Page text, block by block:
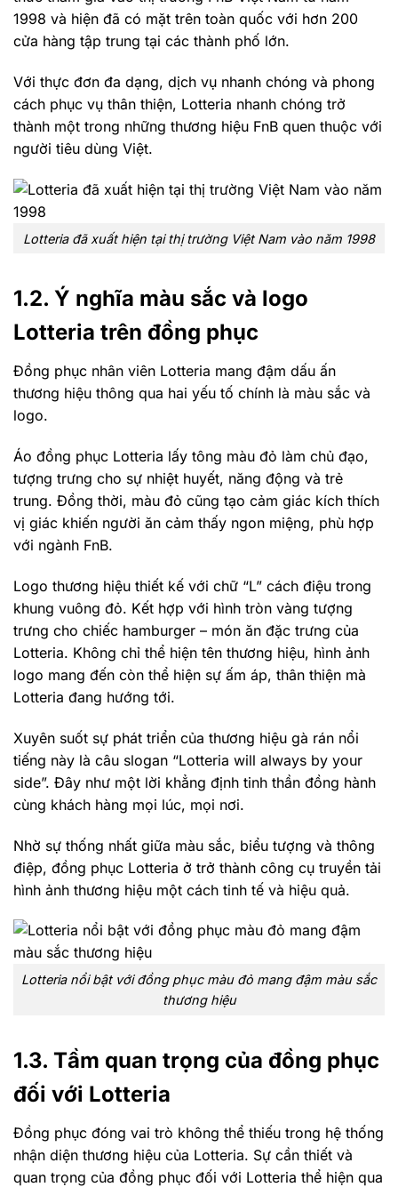
1998 và hiện đã có mặt trên toàn quốc với hơn 200
cửa hàng tập trung tại các thành phố lớn.
Với thực đơn đa dạng, dịch vụ nhanh chóng và phong
cách phục vụ thân thiện, Lotteria nhanh chóng trở
thành một trong những thương hiệu FnB quen thuộc với
người tiêu dùng Việt.
Lotteria đã xuất hiện tại thị trường Việt Nam vào năm 1998
1.2. Ý nghĩa màu sắc và logo
Lotteria trên đồng phục
Đồng phục nhân viên Lotteria mang đậm dấu ấn
thương hiệu thông qua hai yếu tố chính là màu sắc và
logo.
Áo đồng phục Lotteria lấy tông màu đỏ làm chủ đạo,
tượng trưng cho sự nhiệt huyết, năng động và trẻ
trung. Đồng thời, màu đỏ cũng tạo cảm giác kích thích
vị giác khiến người ăn cảm thấy ngon miệng, phù hợp
với ngành FnB.
Logo thương hiệu thiết kế với chữ “L” cách điệu trong
khung vuông đỏ. Kết hợp với hình tròn vàng tượng
trưng cho chiếc hamburger – món ăn đặc trưng của
Lotteria. Không chỉ thể hiện tên thương hiệu, hình ảnh
logo mang đến còn thể hiện sự ấm áp, thân thiện mà
Lotteria đang hướng tới.
Xuyên suốt sự phát triển của thương hiệu gà rán nổi
tiếng này là câu slogan “Lotteria will always by your
side”. Đây như một lời khẳng định tinh thần đồng hành
cùng khách hàng mọi lúc, mọi nơi.
Nhờ sự thống nhất giữa màu sắc, biểu tượng và thông
điệp, đồng phục Lotteria ở trở thành công cụ truyền tải
hình ảnh thương hiệu một cách tinh tế và hiệu quả.
Lotteria nổi bật với đồng phục màu đỏ mang đậm màu sắc
thương hiệu
1.3. Tầm quan trọng của đồng phục
đối với Lotteria
Đồng phục đóng vai trò không thể thiếu trong hệ thống
nhận diện thương hiệu của Lotteria. Sự cần thiết và
quan trọng của đồng phục đối với Lotteria thể hiện qua